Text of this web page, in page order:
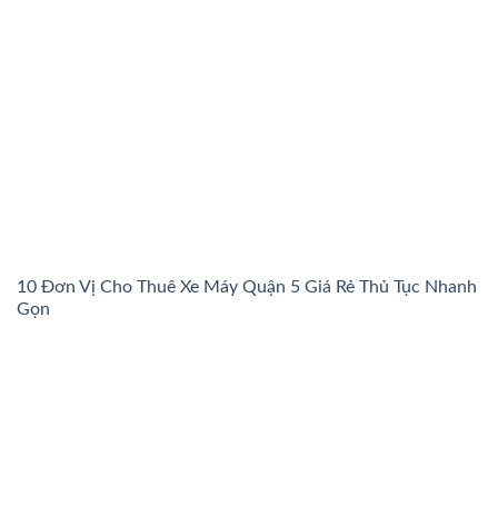
10 Đơn Vị Cho Thuê Xe Máy Quận 5 Giá Rẻ Thủ Tục Nhanh
Gọn